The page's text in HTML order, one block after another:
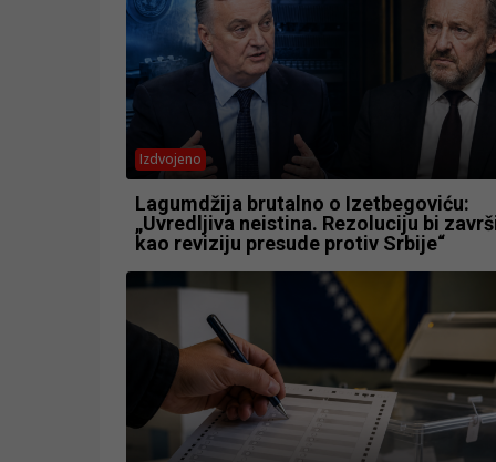
Izdvojeno
Lagumdžija brutalno o Izetbegoviću:
„Uvredljiva neistina. Rezoluciju bi
kao reviziju presude protiv Srbije“